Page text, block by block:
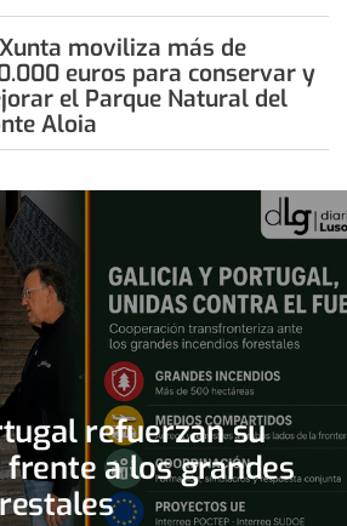
moviliza más de
euros para conservar y
el Parque Natural del
Aloia
refuerzan su
a los grandes